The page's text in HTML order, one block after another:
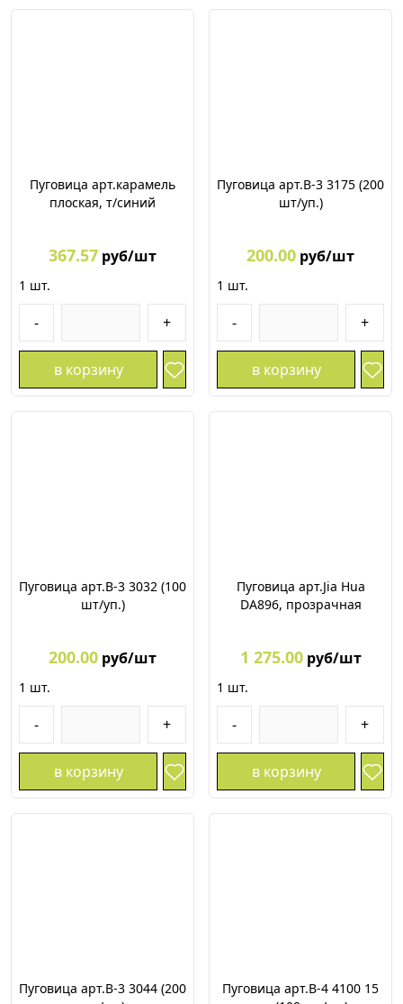
Пуговица арт.карамель
плоская, т/синий
367.57 руб/шт
1 шт.
- +
в корзину
Пуговица арт.В-3 3175 (200
шт/уп.)
200.00 руб/шт
1 шт.
- +
в корзину
Пуговица арт.В-3 3032 (100
шт/уп.)
200.00 руб/шт
1 шт.
- +
в корзину
Пуговица арт.Jia Hua
DA896, прозрачная
1 275.00 руб/шт
1 шт.
- +
в корзину
Пуговица арт.В-3 3044 (200
Пуговица арт.В-4 4100 15